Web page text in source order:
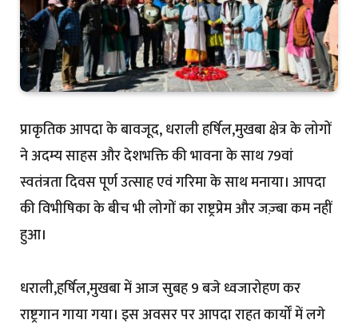
प्राकृतिक आपदा के बावजूद, धराली हर्षिल,मुखबा क्षेत्र के लोगों
ने अदम्य साहस और देशभक्ति की भावना के साथ 79वां
स्वतंत्रता दिवस पूर्ण उत्साह एवं गरिमा के साथ मनाया। आपदा
की विभीषिका के बीच भी लोगों का राष्ट्रप्रेम और जज़्बा कम नहीं
हुआ।
धराली,हर्षिल,मुखबा में आज सुबह 9 बजे ध्वजारोहण कर
राष्ट्रगान गाया गया। इस अवसर पर आपदा राहत कार्यों में लगे